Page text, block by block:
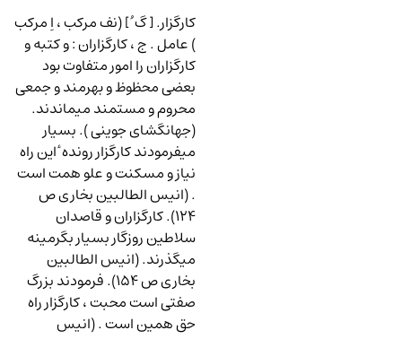
کارگزار.[ گ ُ ] (نف مرکب ، اِ مرکب
) عامل . ج ، کارگزاران:و کتبه و
کارگزاران را امور متفاوت بود
بعضی محظوظ و بهرمند و جمعی
محروم و مستمند میماندند.
(جهانگشای جوینی ). بسیار
میفرمودند کارگزار رونده ٔ این راه
نیاز و مسکنت و علو همت است
. (انیس الطالبین بخاری ص
124). کارگزاران و قاصدان
سلاطین روزگار بسیار بگرمینه
میگذرند. (انیس الطالبین
بخاری ص154). فرمودند بزرگ
صفتی است محبت ، کارگزار راه
حق همین است . (انیس